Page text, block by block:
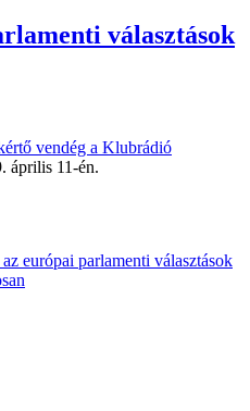
választások
vendég a Klubrádió
április 11-én.
európai parlamenti választások